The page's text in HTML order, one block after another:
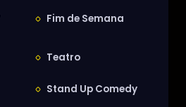
Fim de Semana
Teatro
Stand Up Comedy